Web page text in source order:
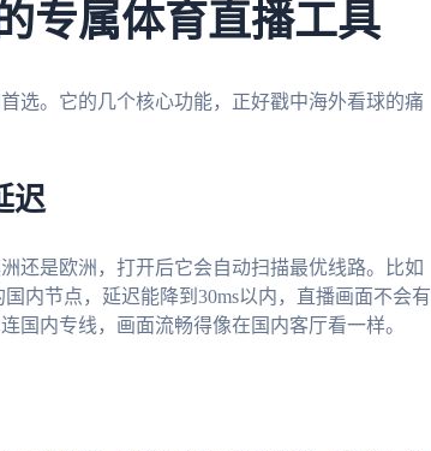
专属体育直播工具
选。它的几个核心功能，正好戳中海外看球的痛
迟
还是欧洲，打开后它会自动扫描最优线路。比如
内节点，延迟能降到30ms以内，直播画面不会有
国内专线，画面流畅得像在国内客厅看一样。